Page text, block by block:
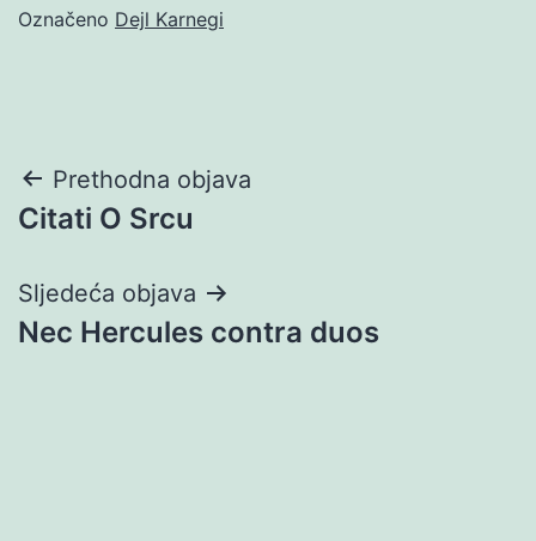
Označeno Dejl Karnegi
Navigacija
objava
Prethodna objava
Citati O Srcu
Sljedeća objava
Nec Hercules contra duos